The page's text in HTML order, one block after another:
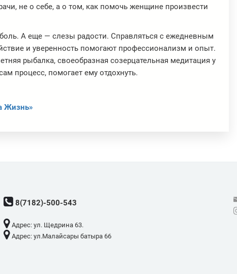
не о себе, а о том, как помочь женщине произвести
А еще — слезы радости. Справляться с ежедневным
и уверенность помогают профессионализм и опыт.
рыбалка, своеобразная созерцательная медитация у
процесс, помогает ему отдохнуть.
Жизнь»
8(7182)-500-543
Адрес: ​ул. Щедрина 63.
Адрес: ​ул.Малайсары батыра 66